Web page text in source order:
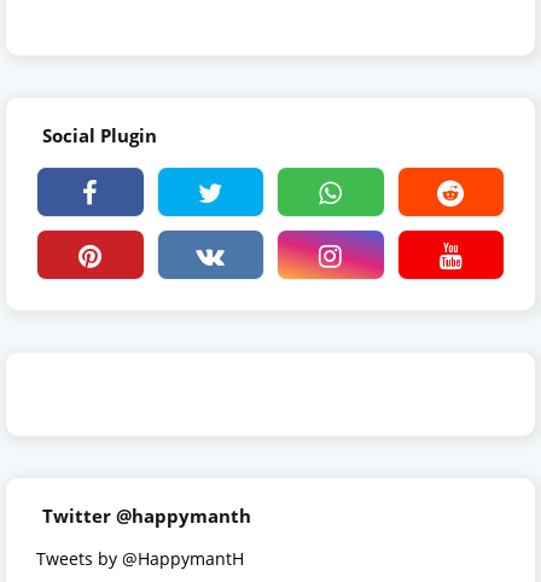
Social Plugin
Twitter @happymanth
Tweets by @HappymantH